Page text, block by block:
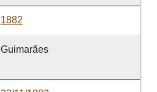
1882
Guimarães